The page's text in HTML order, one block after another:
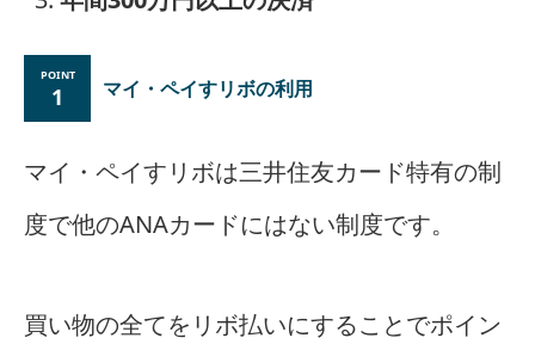
1 マイ・ペイすリボの利用
マイ・ペイすリボは三井住友カード特有の制
度で他のANAカードにはない制度です。
買い物の全てをリボ払いにすることでポイン